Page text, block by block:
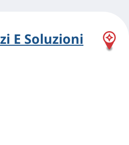
E Soluzioni